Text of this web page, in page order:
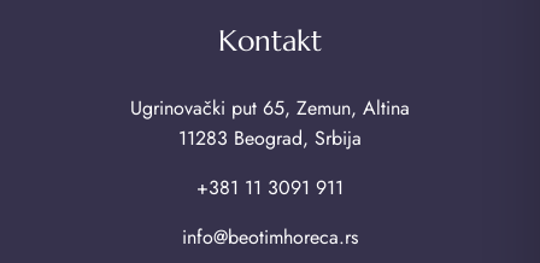
Kontakt
Ugrinovački put 65, Zemun, Altina
11283 Beograd, Srbija
+381 11 3091 911
info@beotimhoreca.rs